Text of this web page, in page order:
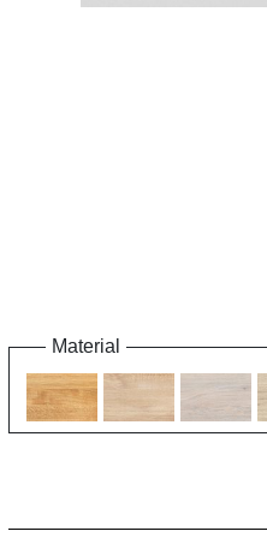
Material